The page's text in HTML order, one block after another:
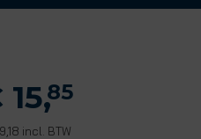
85
incl. BTW